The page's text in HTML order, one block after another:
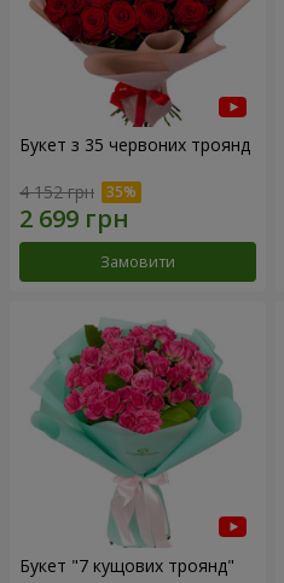
Букет з 35 червоних троянд
4 152 грн
Замовити
Букет "7 кущових троянд"